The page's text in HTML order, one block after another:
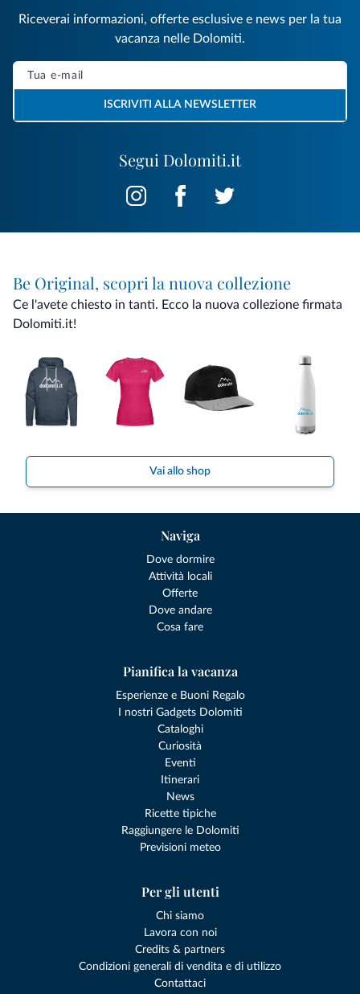
Segui Dolomiti.it
Riceverai informazioni, offerte esclusive e news per la tua
vacanza nelle Dolomiti.
ISCRIVITI ALLA NEWSLETTER
Be Original, scopri la nuova collezione
Ce l'avete chiesto in tanti. Ecco la nuova collezione firmata
Dolomiti.it!
Vai allo shop
Naviga
Dove dormire
Attività locali
Offerte
Dove andare
Cosa fare
Pianifica la vacanza
Esperienze e Buoni Regalo
I nostri Gadgets Dolomiti
Cataloghi
Curiosità
Eventi
Itinerari
News
Ricette tipiche
Raggiungere le Dolomiti
Previsioni meteo
Per gli utenti
Chi siamo
Lavora con noi
Credits & partners
Condizioni generali di vendita e di utilizzo
Contattaci